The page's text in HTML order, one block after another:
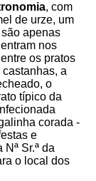
, com
de urze, um
apenas
nos
os pratos
a
o
típico da
corada -
e
Sr.ª da
o local dos